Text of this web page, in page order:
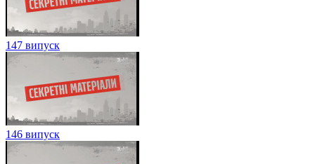
147 випуск
146 випуск